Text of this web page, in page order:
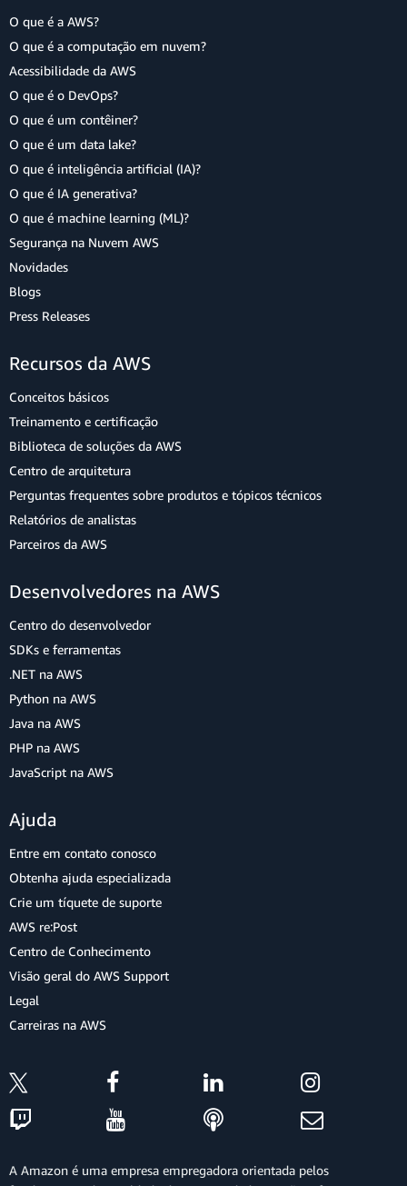
O que é a AWS?
O que é a computação em nuvem?
Acessibilidade da AWS
O que é o DevOps?
O que é um contêiner?
O que é um data lake?
O que é inteligência artificial (IA)?
O que é IA generativa?
O que é machine learning (ML)?
Segurança na Nuvem AWS
Novidades
Blogs
Press Releases
Recursos da AWS
Conceitos básicos
Treinamento e certificação
Biblioteca de soluções da AWS
Centro de arquitetura
Perguntas frequentes sobre produtos e tópicos técnicos
Relatórios de analistas
Parceiros da AWS
Desenvolvedores na AWS
Centro do desenvolvedor
SDKs e ferramentas
.NET na AWS
Python na AWS
Java na AWS
PHP na AWS
JavaScript na AWS
Ajuda
Entre em contato conosco
Obtenha ajuda especializada
Crie um tíquete de suporte
AWS re:Post
Centro de Conhecimento
Visão geral do AWS Support
Legal
Carreiras na AWS
A Amazon é uma empresa empregadora orientada pelos